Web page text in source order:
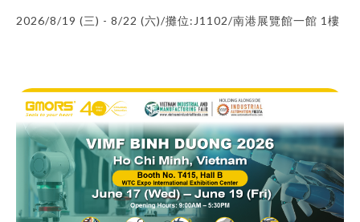
2026/8/19 (三) - 8/22 (六)/攤位:J1102/南港展覽館一館 1樓